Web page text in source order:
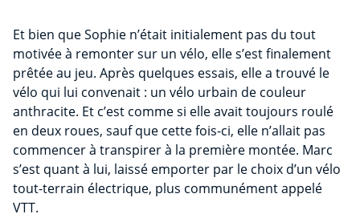
Et bien que Sophie n’était initialement pas du tout
motivée à remonter sur un vélo, elle s’est finalement
prêtée au jeu. Après quelques essais, elle a trouvé le
vélo qui lui convenait : un vélo urbain de couleur
anthracite. Et c’est comme si elle avait toujours roulé
en deux roues, sauf que cette fois-ci, elle n’allait pas
commencer à transpirer à la première montée. Marc
s’est quant à lui, laissé emporter par le choix d’un vélo
tout-terrain électrique, plus communément appelé
VTT.